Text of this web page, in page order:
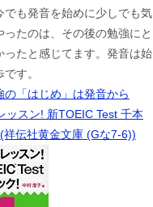
でも発音を始めに少しでも気
ったのは、その後の勉強にと
ったと感じてます。発音は始
す。
の「はじめ」は発音から
ッスン! 新TOEIC Test 千本
祥伝社黄金文庫 (Gな7-6))